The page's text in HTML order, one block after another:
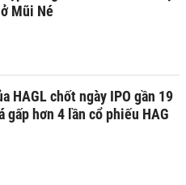
Mũi Né
HAGL chốt ngày IPO gần 19
gấp hơn 4 lần cổ phiếu HAG